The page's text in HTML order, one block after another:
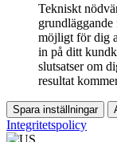
Tekniskt
möjligt för dig
in på ditt
slutsatser om
resultat
Spara inställningar
Integritetspolicy